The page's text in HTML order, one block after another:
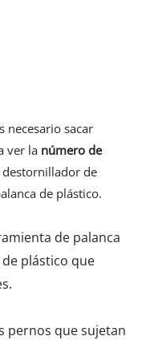
necesario sacar
ver la número de
de
de plástico.
de palanca
plástico que
pernos que sujetan